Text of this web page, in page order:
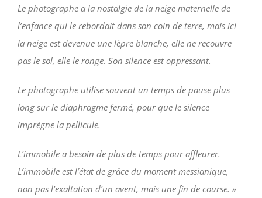
Le photographe a la nostalgie de la neige maternelle de
l’enfance qui le rebordait dans son coin de terre, mais ici
la neige est devenue une lèpre blanche, elle ne recouvre
pas le sol, elle le ronge. Son silence est oppressant.
Le photographe utilise souvent un temps de pause plus
long sur le diaphragme fermé, pour que le silence
imprègne la pellicule.
L’immobile a besoin de plus de temps pour affleurer.
L’immobile est l’état de grâce du moment messianique,
non pas l’exaltation d’un avent, mais une fin de course. »